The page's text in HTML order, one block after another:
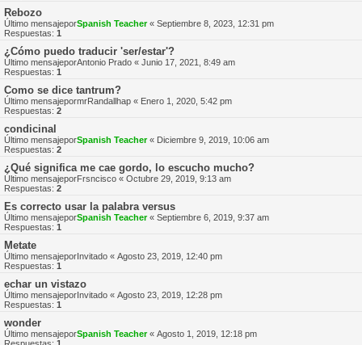
Rebozo
Último mensajeporSpanish Teacher« Septiembre 8, 2023, 12:31 pm
Respuestas: 1
¿Cómo puedo traducir 'ser/estar'?
Último mensajeporAntonio Prado « Junio 17, 2021, 8:49 am
Respuestas: 1
Como se dice tantrum?
Último mensajepormrRandallhap « Enero 1, 2020, 5:42 pm
Respuestas: 2
condicinal
Último mensajeporSpanish Teacher« Diciembre 9, 2019, 10:06 am
Respuestas: 2
¿Qué significa me cae gordo, lo escucho mucho?
Último mensajeporFrsncisco « Octubre 29, 2019, 9:13 am
Respuestas: 2
Es correcto usar la palabra versus
Último mensajeporSpanish Teacher« Septiembre 6, 2019, 9:37 am
Respuestas: 1
Metate
Último mensajeporInvitado « Agosto 23, 2019, 12:40 pm
Respuestas: 1
echar un vistazo
Último mensajeporInvitado « Agosto 23, 2019, 12:28 pm
Respuestas: 1
wonder
Último mensajeporSpanish Teacher« Agosto 1, 2019, 12:18 pm